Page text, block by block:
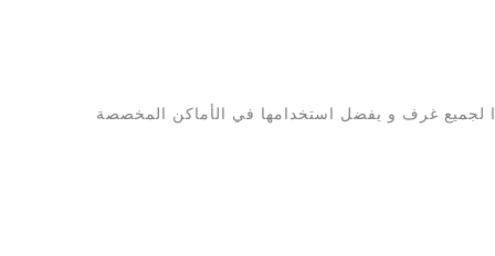
لجميع غرف و يفضل استخدامها في الأماكن المخصصة